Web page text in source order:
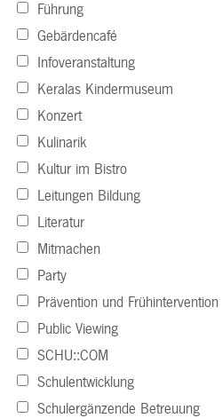
Führung
Gebärdencafé
Infoveranstaltung
Keralas Kindermuseum
Konzert
Kulinarik
Kultur im Bistro
Leitungen Bildung
Literatur
Mitmachen
Party
Prävention und Frühintervention
Public Viewing
SCHU::COM
Schulentwicklung
Schulergänzende Betreuung